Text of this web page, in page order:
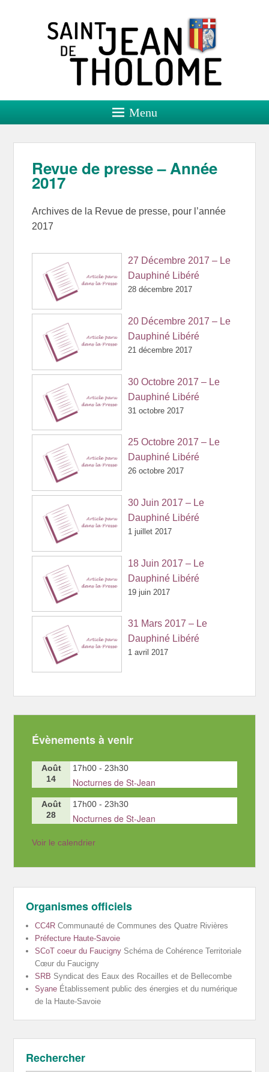
Saint Jean de Tholome
Site officiel
Menu
Revue de presse – Année
2017
Archives de la Revue de presse, pour l’année
2017
27 Décembre 2017 – Le
Dauphiné Libéré
28 décembre 2017
20 Décembre 2017 – Le
Dauphiné Libéré
21 décembre 2017
30 Octobre 2017 – Le
Dauphiné Libéré
31 octobre 2017
25 Octobre 2017 – Le
Dauphiné Libéré
26 octobre 2017
30 Juin 2017 – Le
Dauphiné Libéré
1 juillet 2017
18 Juin 2017 – Le
Dauphiné Libéré
19 juin 2017
31 Mars 2017 – Le
Dauphiné Libéré
1 avril 2017
Évènements à venir
Août
14
17h00 -23h30
Nocturnes de St-Jean
Août
28
17h00 -23h30
Nocturnes de St-Jean
Voir le calendrier
Organismes officiels
CC4R Communauté de Communes des Quatre Rivières
Préfecture Haute-Savoie
SCoT coeur du Faucigny Schéma de Cohérence Territoriale
Cœur du Faucigny
SRB Syndicat des Eaux des Rocailles et de Bellecombe
Syane Établissement public des énergies et du numérique
de la Haute-Savoie
Rechercher